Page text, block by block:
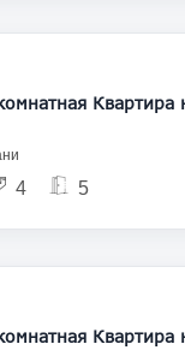
Продается 5
4 5
Продается 5